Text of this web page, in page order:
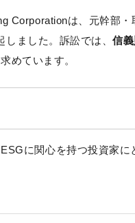
Corporationは、元幹部
しました。訴訟では、信
めています。
に関心を持つ投資家に